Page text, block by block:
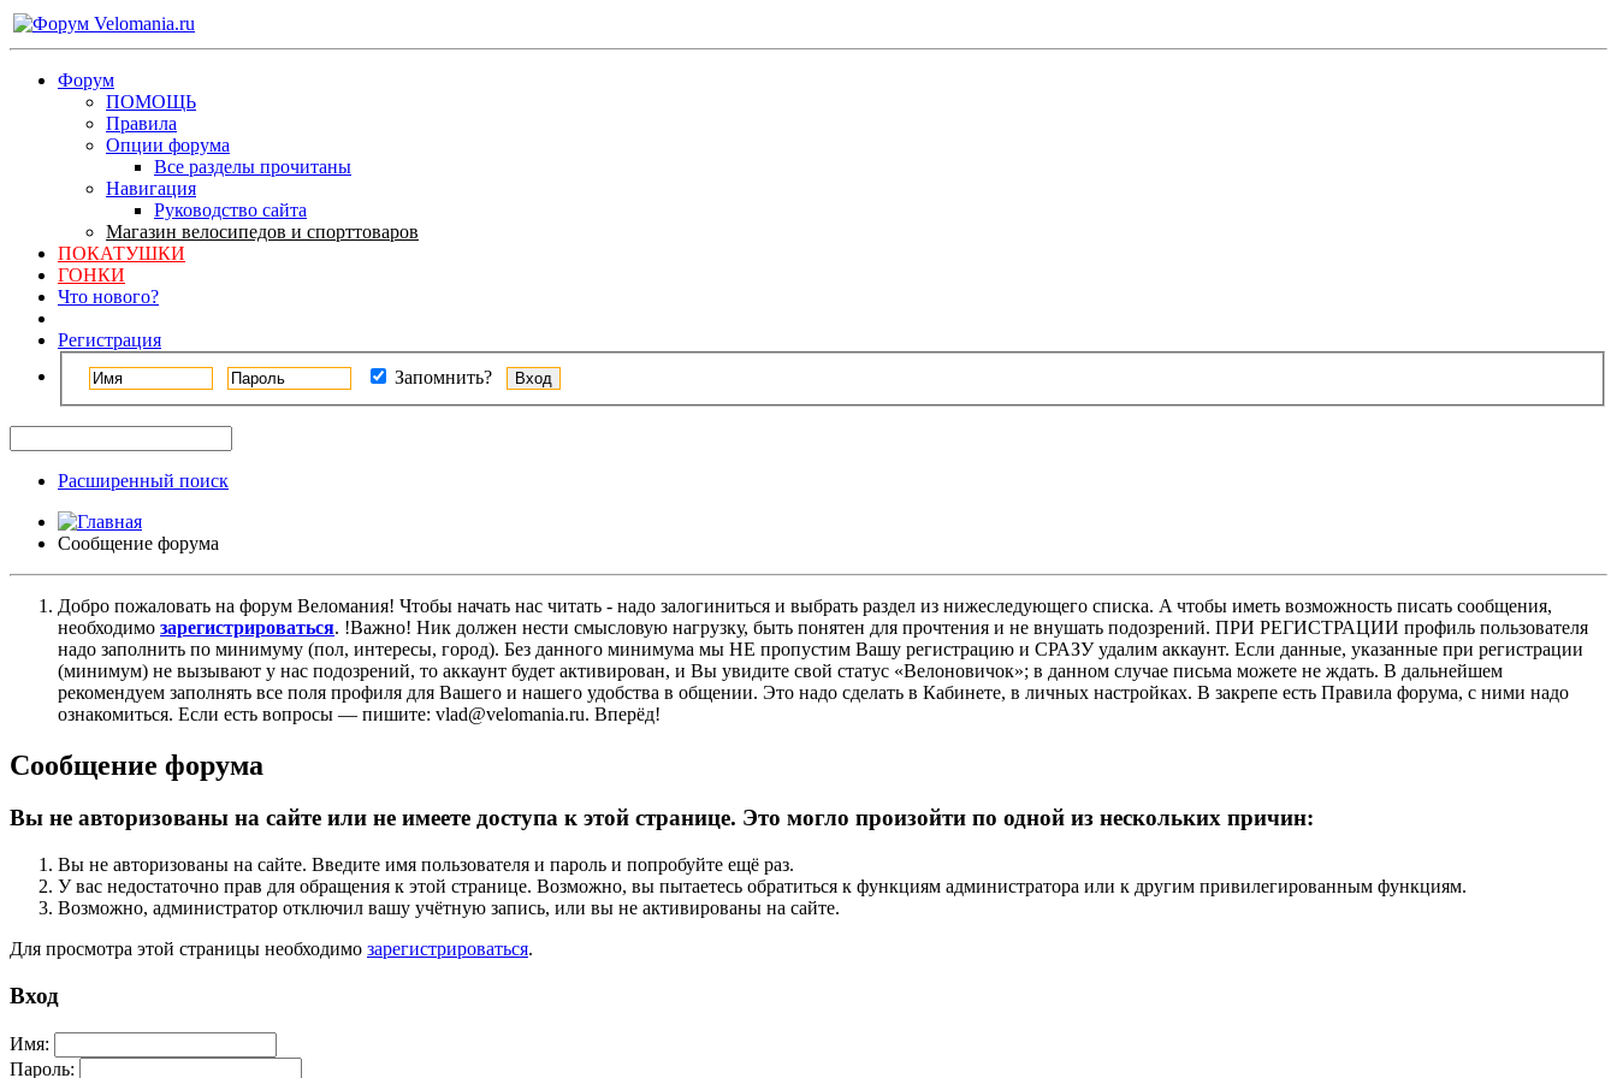
Форум
ПОМОЩЬ
Правила
Опции форума
Все разделы прочитаны
Навигация
Руководство сайта
Магазин велосипедов и спорттоваров
ПОКАТУШКИ
ГОНКИ
Что нового?
Регистрация
Запомнить?
Расширенный поиск
Сообщение форума
Добро пожаловать на форум Веломания! Чтобы начать нас читать - надо залогиниться и выбрать раздел из нижеследующего списка. A чтобы иметь возможность писать сообщения,
необходимо зарегистрироваться. !Важно! Ник должен нести смысловую нагрузку, быть понятен для прочтения и не внушать подозрений. ПРИ РЕГИСТРАЦИИ профиль пользователя
надо заполнить по минимуму (пол, интересы, город). Без данного минимума мы НЕ пропустим Вашу регистрацию и СРАЗУ удалим аккаунт. Если данные, указанные при регистрации
(минимум) не вызывают у нас подозрений, то аккаунт будет активирован, и Вы увидите свой статус «Велоновичок»; в данном случае письма можете не ждать. В дальнейшем
рекомендуем заполнять все поля профиля для Вашего и нашего удобства в общении. Это надо сделать в Кабинете, в личных настройках. В закрепе есть Правила форума, с ними надо
ознакомиться. Если есть вопросы — пишите: vlad@velomania.ru. Вперёд!
Сообщение форума
Вы не авторизованы на сайте или не имеете доступа к этой странице. Это могло произойти по одной из нескольких причин:
Вы не авторизованы на сайте. Введите имя пользователя и пароль и попробуйте ещё раз.
У вас недостаточно прав для обращения к этой странице. Возможно, вы пытаетесь обратиться к функциям администратора или к другим привилегированным функциям.
Возможно, администратор отключил вашу учётную запись, или вы не активированы на сайте.
Для просмотра этой страницы необходимо зарегистрироваться.
Вход
Имя:
Пароль: